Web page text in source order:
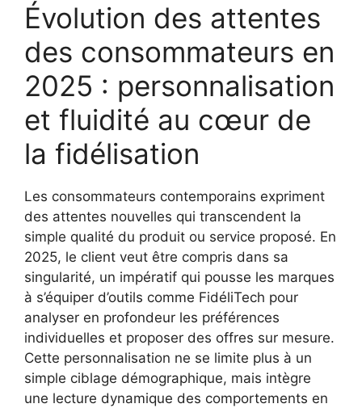
Évolution des attentes
des consommateurs en
2025 : personnalisation
et fluidité au cœur de
la fidélisation
Les consommateurs contemporains expriment
des attentes nouvelles qui transcendent la
simple qualité du produit ou service proposé. En
2025, le client veut être compris dans sa
singularité, un impératif qui pousse les marques
à s’équiper d’outils comme FidéliTech pour
analyser en profondeur les préférences
individuelles et proposer des offres sur mesure.
Cette personnalisation ne se limite plus à un
simple ciblage démographique, mais intègre
une lecture dynamique des comportements en